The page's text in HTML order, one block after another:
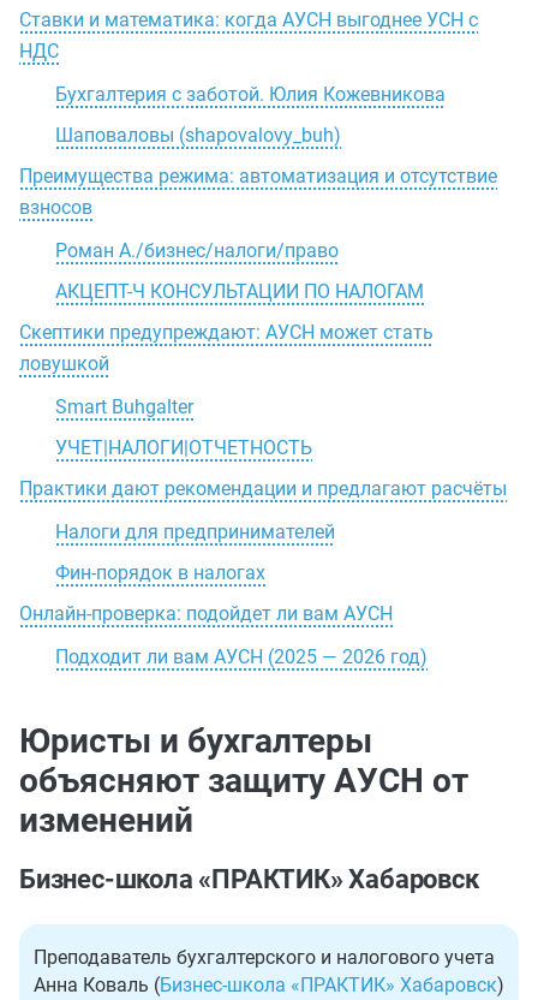
Ставки и математика: когда АУСН выгоднее УСН с
НДС
Бухгалтерия с заботой. Юлия Кожевникова
Шаповаловы (shapovalovy_buh)
Преимущества режима: автоматизация и отсутствие
взносов
Роман А./бизнес/налоги/право
АКЦЕПТ-Ч КОНСУЛЬТАЦИИ ПО НАЛОГАМ
Скептики предупреждают: АУСН может стать
ловушкой
Smart Buhgalter
УЧЕТ|НАЛОГИ|ОТЧЕТНОСТЬ
Практики дают рекомендации и предлагают расчёты
Налоги для предпринимателей
Фин-порядок в налогах
Онлайн-проверка: подойдет ли вам АУСН
Подходит ли вам АУСН (2025 — 2026 год)
Юристы и бухгалтеры
объясняют защиту АУСН от
изменений
Бизнес-школа «ПРАКТИК» Хабаровск
Преподаватель бухгалтерского и налогового учета
Анна Коваль (Бизнес-школа «ПРАКТИК» Хабаровск)